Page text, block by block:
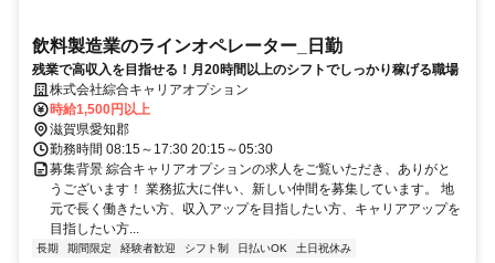
飲料製造業のラインオペレーター_日勤
残業で高収入を目指せる！月20時間以上のシフトでしっかり稼げる職場
株式会社綜合キャリアオプション
時給1,500円以上
滋賀県愛知郡
勤務時間 08:15～17:30 20:15～05:30
募集背景 綜合キャリアオプションの求人をご覧いただき、ありがと
うございます！ 業務拡大に伴い、新しい仲間を募集しています。 地
元で長く働きたい方、収入アップを目指したい方、キャリアアップを
目指したい方...
長期 期間限定 経験者歓迎 シフト制 日払いOK 土日祝休み